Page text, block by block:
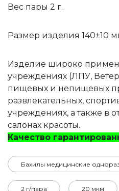
Вес пары 2 г.
Размер изделия 140±10
Изделие широко
учреждениях (ЛПУ,
пищевых и непищевых
развлекательных,
учреждениях, а также в
салонах красоты.
Качество
2 г/пара 20 мкм